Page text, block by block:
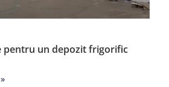
pentru un depozit frigorific